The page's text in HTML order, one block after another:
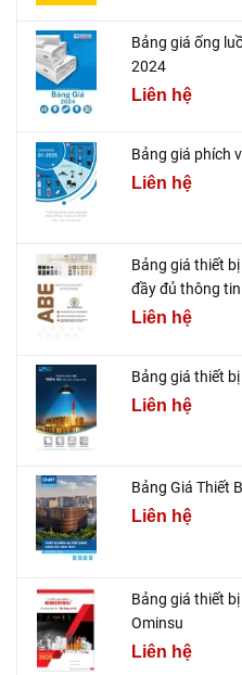
Bảng giá ống
2024
Liên hệ
Bảng giá phích
Liên hệ
Bảng giá thiết
đầy đủ thông
Liên hệ
Bảng giá thiết bị
Liên hệ
Bảng Giá Thiết
Liên hệ
Bảng giá thiết
Ominsu
Liên hệ